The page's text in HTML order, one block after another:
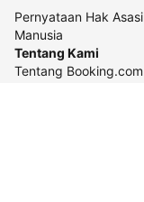
Pernyataan Hak Asasi
Manusia
Tentang Kami
Tentang Booking.com